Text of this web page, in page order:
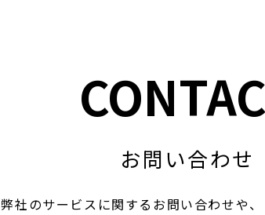
お問い合わせ
弊社のサービスに関するお問い合わせや、